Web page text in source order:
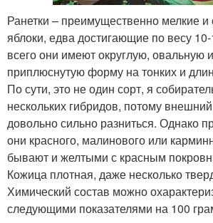
Ранетки – преимущественно мелкие и
яблоки, едва достигающие по весу
всего они имеют округлую, овальную
приплюснутую форму на тонких и
По сути, это не один сорт, я
нескольких гибридов, потому
довольно сильно разниться. Однако
они красного, малинового или
бывают и желтыми с красным
Кожица плотная, даже несколько
Химический состав можно
следующими показателями на 100